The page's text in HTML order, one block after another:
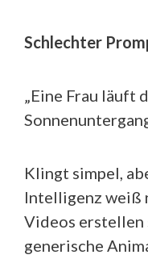
Schlechter
„Eine Frau läuft
Klingt simpel,
Intelligenz weiß
Videos erstellen
generische